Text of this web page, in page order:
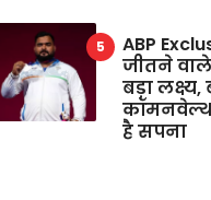
ABP
जीतने वाले
बड़ा
है सपना